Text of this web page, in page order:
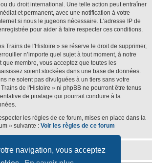
navigation, vous acceptez
du droit international. Une telle action peut entraîner
et permanent, avec une notification à votre
si nous le jugeons nécessaire. L’adresse IP de
pour aider à faire respecter ces conditions.
Trains de l'Histoire » se réserve le droit de supprimer,
n’importe quel sujet à tout moment, à notre
que membre, vous acceptez que toutes les
soient stockées dans une base de données.
ne soient pas divulguées à un tiers sans votre
de l'Histoire » ni phpBB ne pourront être tenus
de piratage qui pourrait conduire à la
les règles de ce forum, mises en place dans la
» suivante : Voir les règles de ce forum